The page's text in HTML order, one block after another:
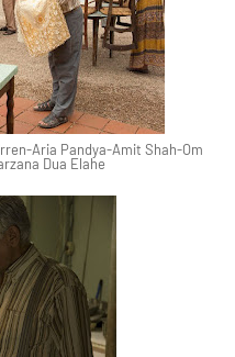
Aria Pandya-Amit Shah-Om
Dua Elahe